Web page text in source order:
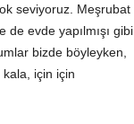
seviyoruz. Meşrubat
evde yapılmışı gibi
bizde böyleyken,
kala, için için